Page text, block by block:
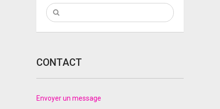
CONTACT
Envoyer un message